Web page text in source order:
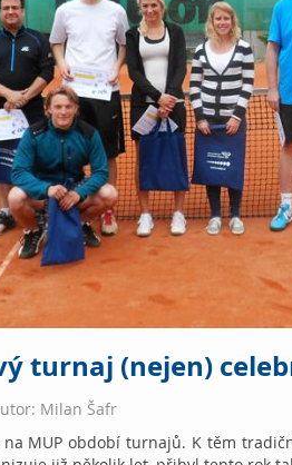
turnaj (nejen)
Milan Šafr
na MUP období turnajů. K těm